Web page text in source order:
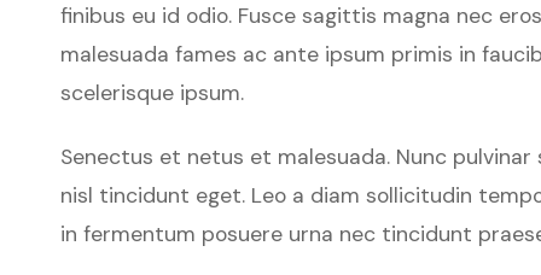
finibus eu id odio. Fusce sagittis magna nec
malesuada fames ac ante ipsum primis in
scelerisque ipsum.
Senectus et netus et malesuada. Nunc
nisl tincidunt eget. Leo a diam sollicitudin
in fermentum posuere urna nec tincidunt